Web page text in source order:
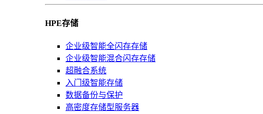
HPE存储
企业级智能全闪存存储
企业级智能混合闪存存储
超融合系统
入门级智能存储
数据备份与保护
高密度存储型服务器